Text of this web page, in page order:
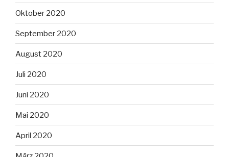
Oktober 2020
September 2020
August 2020
Juli 2020
Juni 2020
Mai 2020
April 2020